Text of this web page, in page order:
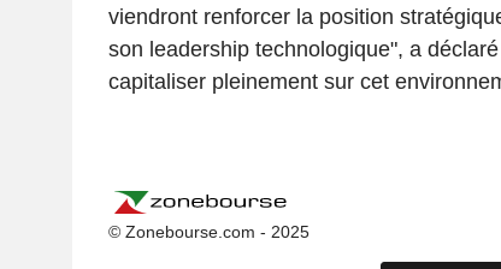
viendront renforcer la position
son leadership technologique", a
capitaliser pleinement sur cet
© Zonebourse.com - 2025